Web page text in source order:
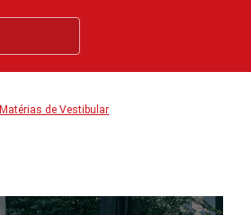
Matérias de Vestibular